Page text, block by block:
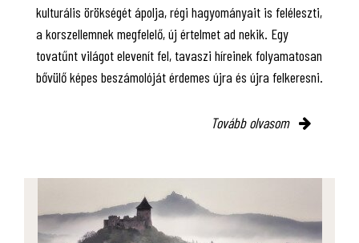
kulturális örökségét ápolja, régi hagyományait is feléleszti,
a korszellemnek megfelelő, új értelmet ad nekik. Egy
tovatűnt világot elevenít fel, tavaszi híreinek folyamatosan
bővülő képes beszámolóját érdemes újra és újra felkeresni.
Tovább olvasom